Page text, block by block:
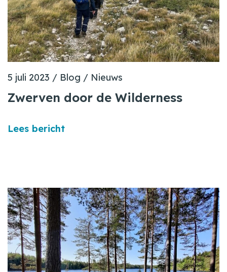
5 juli 2023 / Blog / Nieuws
Zwerven door de Wilderness
Lees bericht